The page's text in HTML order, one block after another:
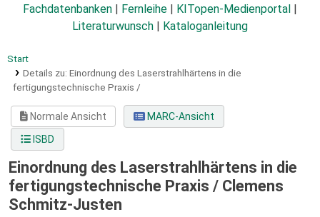
Fachdatenbanken
Fernleihe KITopen-Medienportal
Literaturwunsch
Kataloganleitung
Start
Details zu: Einordnung des Laserstrahlhärtens in die
fertigungstechnische Praxis /
Normale Ansicht
MARC-Ansicht
ISBD
Einordnung des Laserstrahlhärtens in die
fertigungstechnische Praxis / Clemens
Schmitz-Justen